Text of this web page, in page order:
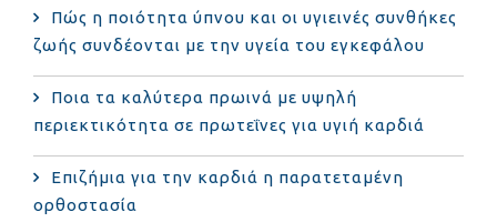
Πώς η ποιότητα ύπνου και οι υγιεινές συνθήκες
ζωής συνδέονται με την υγεία του εγκεφάλου
Ποια τα καλύτερα πρωινά με υψηλή
περιεκτικότητα σε πρωτεΐνες για υγιή καρδιά
Επιζήμια για την καρδιά η παρατεταμένη
ορθοστασία